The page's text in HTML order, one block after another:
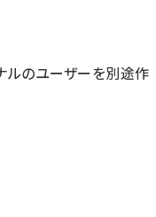
ルのユーザーを別途作